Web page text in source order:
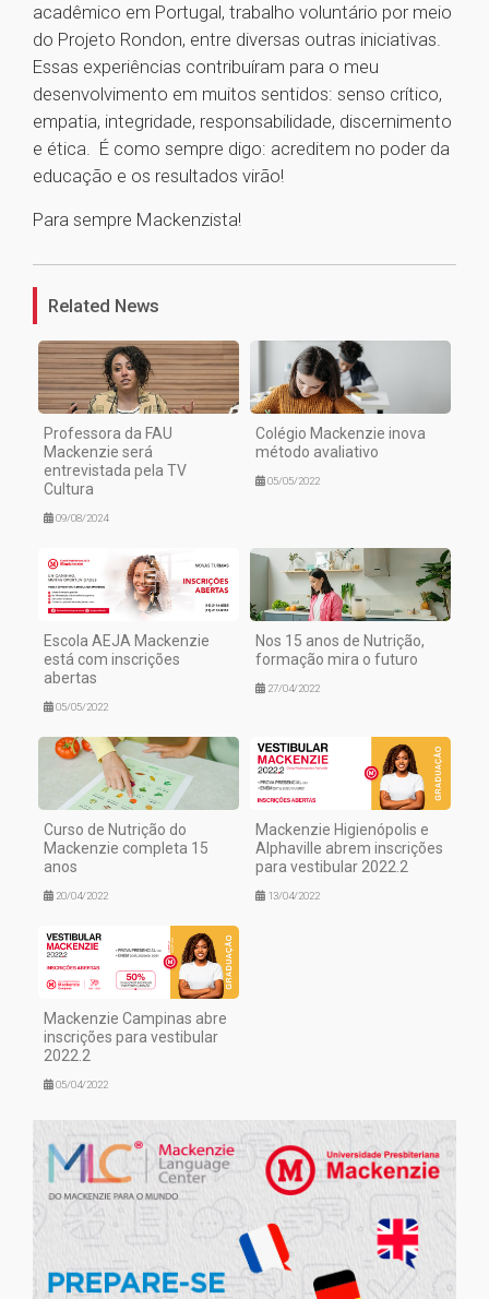
acadêmico em Portugal, trabalho voluntário por meio
do Projeto Rondon, entre diversas outras iniciativas.
Essas experiências contribuíram para o meu
desenvolvimento em muitos sentidos: senso crítico,
empatia, integridade, responsabilidade, discernimento
e ética. É como sempre digo: acreditem no poder da
educação e os resultados virão!
Para sempre Mackenzista!1
Related News
Professora da FAU
Mackenzie será
entrevistada pela TV
Cultura
09/08/2024
Colégio Mackenzie inova
método avaliativo
05/05/2022
Escola AEJA Mackenzie
está com inscrições
abertas
05/05/2022
Nos 15 anos de Nutrição,
formação mira o futuro
27/04/2022
Curso de Nutrição do
Mackenzie completa 15
anos
20/04/2022
Mackenzie Higienópolis e
Alphaville abrem inscrições
para vestibular 2022.2
13/04/2022
Mackenzie Campinas abre
inscrições para vestibular
2022.2
05/04/2022